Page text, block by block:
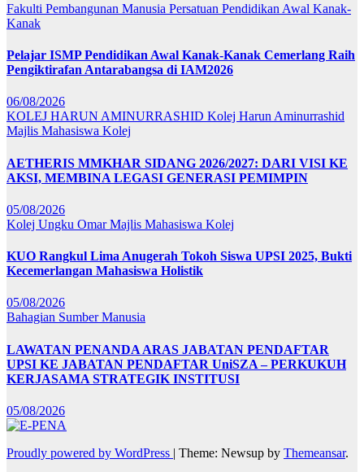
Fakulti Pembangunan Manusia Persatuan Pendidikan Awal Kanak-
Kanak
Pelajar ISMP Pendidikan Awal Kanak-Kanak Cemerlang Raih
Pengiktirafan Antarabangsa di IAM2026
06/08/2026
KOLEJ HARUN AMINURRASHID Kolej Harun Aminurrashid
Majlis Mahasiswa Kolej
AETHERIS MMKHAR SIDANG 2026/2027: DARI VISI KE
AKSI, MEMBINA LEGASI GENERASI PEMIMPIN
05/08/2026
Kolej Ungku OmarMajlis Mahasiswa Kolej
KUO Rangkul Lima Anugerah Tokoh Siswa UPSI 2025, Bukti
Kecemerlangan Mahasiswa Holistik
05/08/2026
Bahagian Sumber Manusia
LAWATAN PENANDA ARAS JABATAN PENDAFTAR
UPSI KE JABATAN PENDAFTAR UniSZA – PERKUKUH
KERJASAMA STRATEGIK INSTITUSI
05/08/2026
Proudly powered by WordPress | Theme: Newsup by Themeansar.